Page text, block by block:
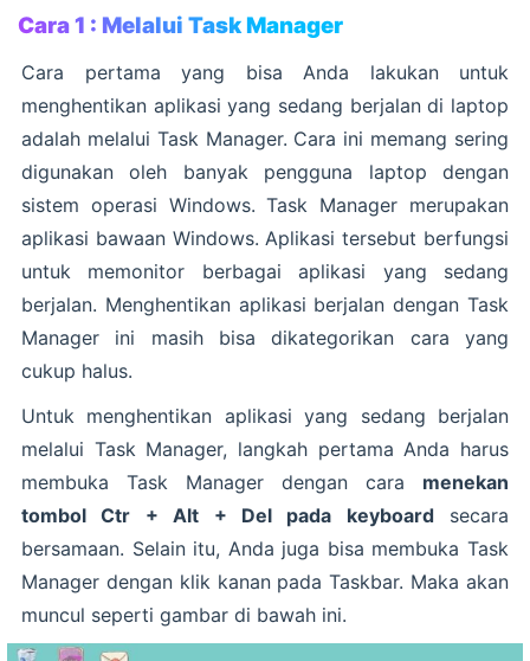
Cara 1 : Melalui Task Manager
Cara pertama yang bisa Anda lakukan untuk
menghentikan aplikasi yang sedang berjalan di laptop
adalah melalui Task Manager. Cara ini memang sering
digunakan oleh banyak pengguna laptop dengan
sistem operasi Windows. Task Manager merupakan
aplikasi bawaan Windows. Aplikasi tersebut berfungsi
untuk memonitor berbagai aplikasi yang sedang
berjalan. Menghentikan aplikasi berjalan dengan Task
Manager ini masih bisa dikategorikan cara yang
cukup halus.
Untuk menghentikan aplikasi yang sedang berjalan
melalui Task Manager, langkah pertama Anda harus
membuka Task Manager dengan cara menekan
tombol Ctr + Alt + Del pada keyboardsecara
bersamaan. Selain itu, Anda juga bisa membuka Task
Manager dengan klik kanan pada Taskbar. Maka akan
muncul seperti gambar di bawah ini.